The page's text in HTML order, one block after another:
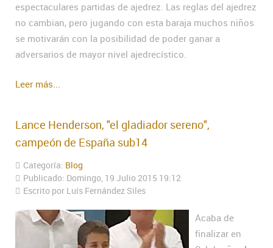
espectaculares partidas de ajedrez. Las reglas del ajedrez
no cambian, pero jugando con esta baraja muchos niños
se motivarán con la posibilidad de poder ganar a
adversarios de mayor nivel ajedrecístico.
Leer más...
Lance Henderson, "el gladiador sereno",
campeón de España sub14
Categoría: Blog
Publicado: Domingo, 19 Julio 2015 19:12
Escrito por Luís Fernández Siles
Acaba de
finalizar en